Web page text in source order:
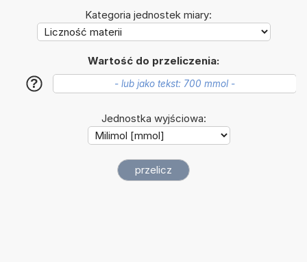
Kategoria jednostek miary:
Wartość do przeliczenia:
?
Jednostka wyjściowa: